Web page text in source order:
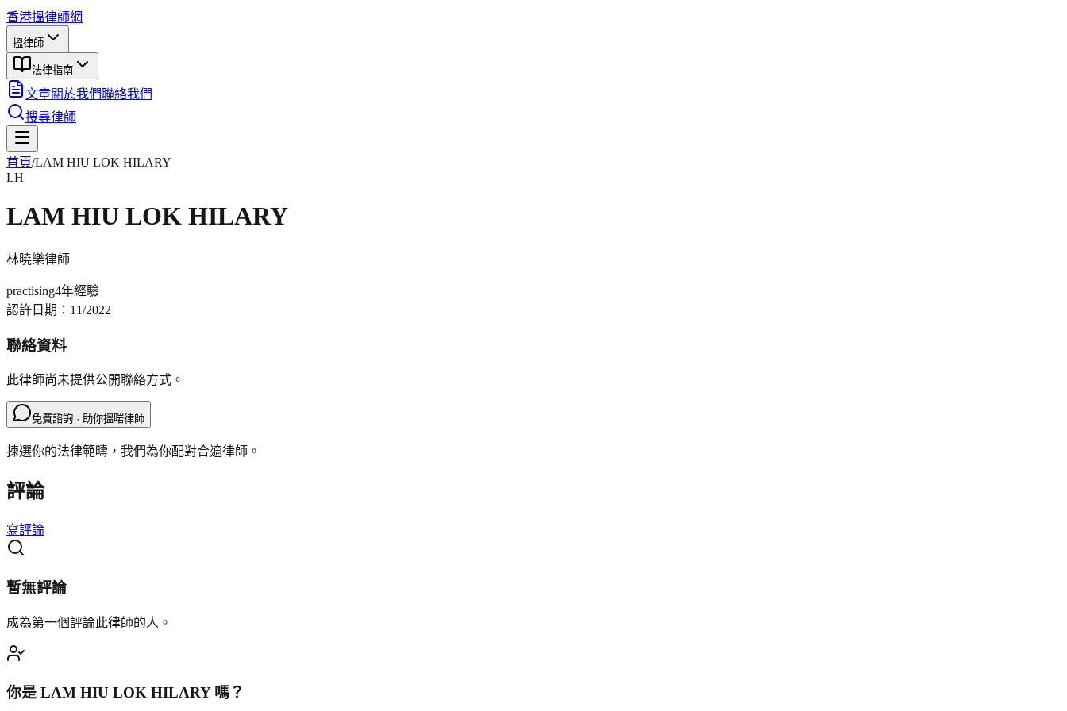
香港搵律師網
搵律師
法律指南
文章關於我們聯絡我們
搜尋律師
首頁/LAM HIU LOK HILARY
LH
LAM HIU LOK HILARY
林曉樂律師
practising4年經驗
認許日期： 11/2022
聯絡資料
此律師尚未提供公開聯絡方式。
免費諮詢 · 助你搵啱律師
揀選你的法律範疇，我們為你配對合適律師。
評論
寫評論
暫無評論
成為第一個評論此律師的人。
你是 LAM HIU LOK HILARY嗎？